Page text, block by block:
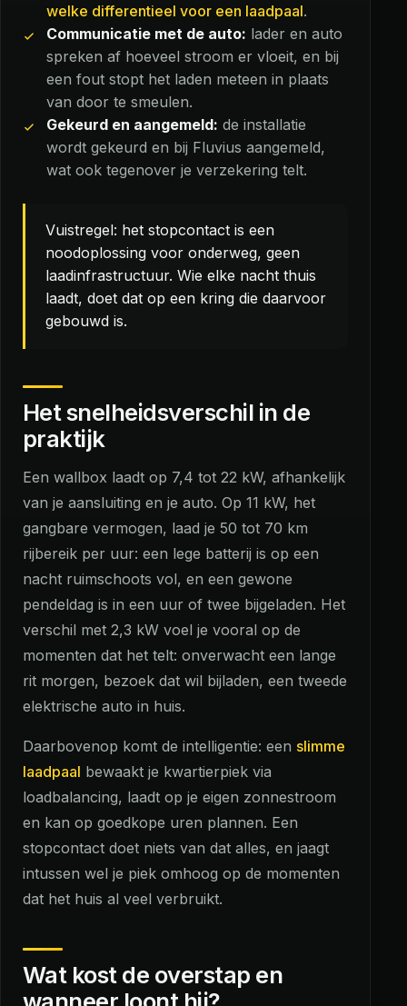
welke differentieel voor een laadpaal.
Communicatie met de auto: lader en auto
spreken af hoeveel stroom er vloeit, en bij
een fout stopt het laden meteen in plaats
van door te smeulen.
Gekeurd en aangemeld: de installatie
wordt gekeurd en bij Fluvius aangemeld,
wat ook tegenover je verzekering telt.
Vuistregel: het stopcontact is een
noodoplossing voor onderweg, geen
laadinfrastructuur. Wie elke nacht thuis
laadt, doet dat op een kring die daarvoor
gebouwd is.
Het snelheidsverschil in de
praktijk
Een wallbox laadt op 7,4 tot 22 kW, afhankelijk
van je aansluiting en je auto. Op 11 kW, het
gangbare vermogen, laad je 50 tot 70 km
rijbereik per uur: een lege batterij is op een
nacht ruimschoots vol, en een gewone
pendeldag is in een uur of twee bijgeladen. Het
verschil met 2,3 kW voel je vooral op de
momenten dat het telt: onverwacht een lange
rit morgen, bezoek dat wil bijladen, een tweede
elektrische auto in huis.
Daarbovenop komt de intelligentie: een slimme
laadpaal bewaakt je kwartierpiek via
loadbalancing, laadt op je eigen zonnestroom
en kan op goedkope uren plannen. Een
stopcontact doet niets van dat alles, en jaagt
intussen wel je piek omhoog op de momenten
dat het huis al veel verbruikt.
Wat kost de overstap en